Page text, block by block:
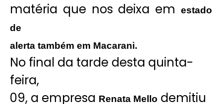
matéria que nos deixa em
estado
de
alerta também em Macarani.
No final da tarde desta quinta-
feira,
09, a empresa Renata Mello demitiu